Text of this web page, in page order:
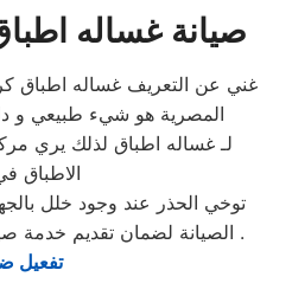
صيانة غساله
غني عن التعريف غساله اطباق
المصرية هو شيء طبيعي و
لـ غساله اطباق لذلك يري
الاطباق
توخي الحذر عند وجود خلل
الصيانة لضمان تقديم خدمة صيانة بها اعلي معايير السلامة .
تفعيل